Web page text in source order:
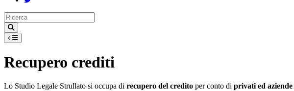
Recupero crediti
Lo Studio Legale Strullato si occupa di recupero del credito per conto di privati ed aziende